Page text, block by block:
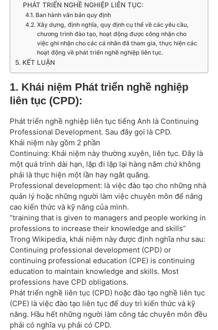
PHÁT TRIỂN NGHỀ NGHIỆP LIÊN TỤC:
Ban hành văn bản quy định
Xây dựng, định nghĩa, quy định cụ thể về các yêu cầu,
chương trình đào tạo, hoạt động được công nhận cho
việc ghi nhận cho các cá nhân đã tham gia, thực hiện các
hoạt động về phát triển nghề nghiệp liên tục.
KẾT LUẬN
1. Khái niệm Phát triển nghề nghiệp
liên tục (CPD):
Phát triển nghề nghiệp liên tục tiếng Anh là Continuing
Professional Development. Sau đây gọi là CPD.
Khái niệm này gồm 2 phần
Continuing: Khái niệm này thường xuyên, liên tục. Đây là
một quá trình dài hạn, lặp đi lặp lại hàng năm chứ không
phải là thực hiện một lần hay ngắt quãng.
Professional development: là việc đào tạo cho những nhà
quản lý hoặc những người làm việc chuyên môn để nâng
cao kiến thức và kỹ năng của mình.
“training that is given to managers and people working in
professions to increase their knowledge and skills”
Trong Wikipedia, khái niệm này được định nghĩa như sau:
Continuing professional development (CPD) or
continuing professional education (CPE) is continuing
education to maintain knowledge and skills. Most
professions have CPD obligations.
Phát triển nghề liên tục (CPD) hoặc đào tạo nghề liên tục
(CPE) là việc đào tạo liên tục để duy trì kiến thức và kỹ
năng. Hầu hết những người làm công tác chuyên môn đều
phải có nghĩa vụ phải có CPD.